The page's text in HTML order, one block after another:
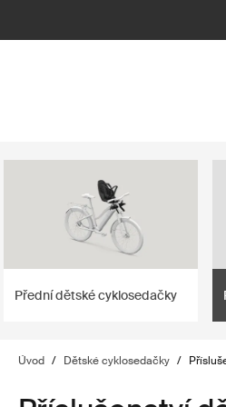
Přední dětské cyklosedačky
Úvod / Dětské cyklosedačky /